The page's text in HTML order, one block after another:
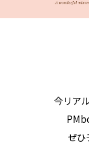
今リア
ぜひ